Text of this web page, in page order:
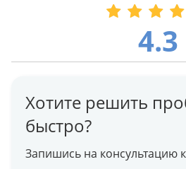
4.3
Хотите решить
быстро?
Запишись на консультацию